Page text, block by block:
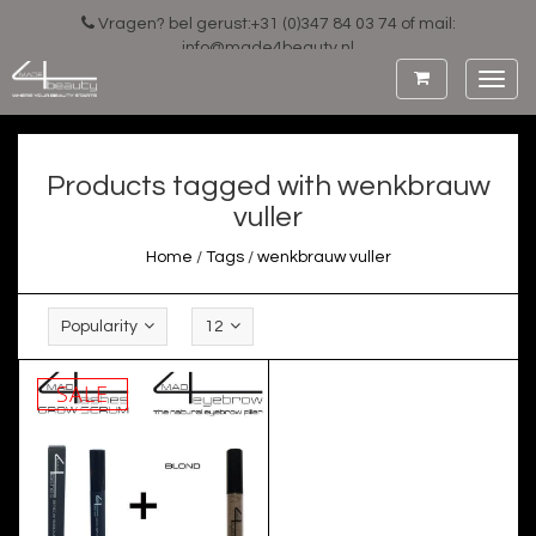
Vragen? bel gerust:+31 (0)347 84 03 74 of mail:
info@made4beauty.nl
Products tagged with wenkbrauw
vuller
Home / Tags/ wenkbrauw vuller
Popularity 12
SALE